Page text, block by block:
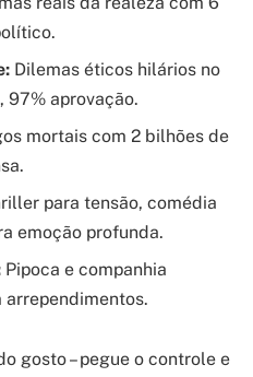
Dilemas éticos hilários no
97% aprovação.
mortais com 2 bilhões de
para tensão, comédia
emoção profunda.
Pipoca e companhia
arrependimentos.
gosto – pegue o controle e